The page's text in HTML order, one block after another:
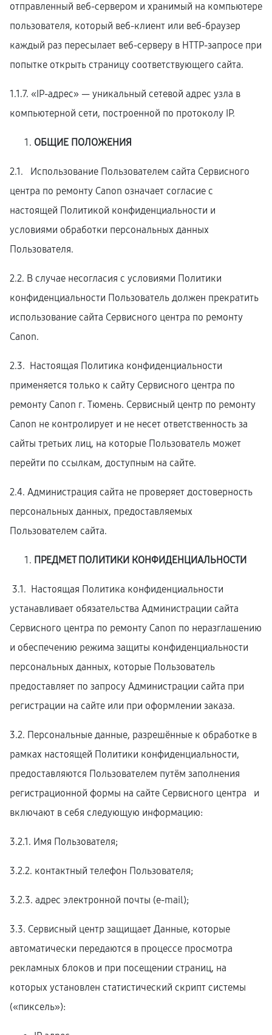
отправленный веб-сервером и хранимый на компьютере
пользователя, который веб-клиент или веб-браузер
каждый раз пересылает веб-серверу в HTTP-запросе при
попытке открыть страницу соответствующего сайта.
1.1.7. «IP-адрес» — уникальный сетевой адрес узла в
компьютерной сети, построенной по протоколу IP.
ОБЩИЕ ПОЛОЖЕНИЯ
2.1. Использование Пользователем сайта Сервисного
центра по ремонту Canon означает согласие с
настоящей Политикой конфиденциальности и
условиями обработки персональных данных
Пользователя.
2.2. В случае несогласия с условиями Политики
конфиденциальности Пользователь должен прекратить
использование сайта Сервисного центра по ремонту
Canon.
2.3. Настоящая Политика конфиденциальности
применяется только к сайту Сервисного центра по
ремонту Canon г. Тюмень. Сервисный центр по ремонту
Canon не контролирует и не несет ответственность за
сайты третьих лиц, на которые Пользователь может
перейти по ссылкам, доступным на сайте.
2.4. Администрация сайта не проверяет достоверность
персональных данных, предоставляемых
Пользователем сайта.
ПРЕДМЕТ ПОЛИТИКИ КОНФИДЕНЦИАЛЬНОСТИ
3.1. Настоящая Политика конфиденциальности
устанавливает обязательства Администрации сайта
Сервисного центра по ремонту Canon по неразглашению
и обеспечению режима защиты конфиденциальности
персональных данных, которые Пользователь
предоставляет по запросу Администрации сайта при
регистрации на сайте или при оформлении заказа.
3.2. Персональные данные, разрешённые к обработке в
рамках настоящей Политики конфиденциальности,
предоставляются Пользователем путём заполнения
регистрационной формы на cайте Сервисного центра и
включают в себя следующую информацию:
3.2.1. Имя Пользователя;
3.2.2. контактный телефон Пользователя;
3.2.3. адрес электронной почты (e-mail);
3.3. Сервисный центр защищает Данные, которые
автоматически передаются в процессе просмотра
рекламных блоков и при посещении страниц, на
которых установлен статистический скрипт системы
(«пиксель»):